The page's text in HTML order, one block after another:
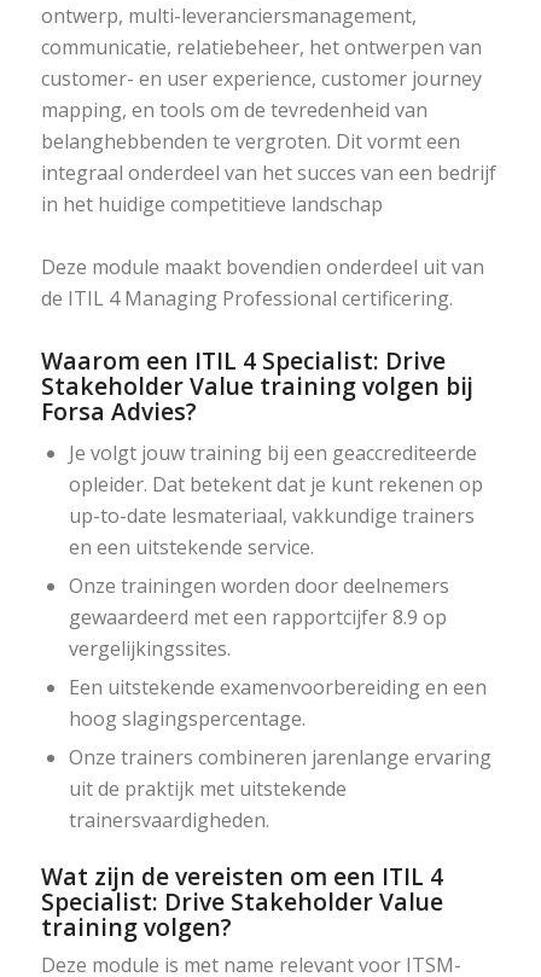
ontwerp, multi-leveranciersmanagement,
communicatie, relatiebeheer, het ontwerpen van
customer- en user experience, customer journey
mapping, en tools om de tevredenheid van
belanghebbenden te vergroten. Dit vormt een
integraal onderdeel van het succes van een bedrijf
in het huidige competitieve landschap
Deze module maakt bovendien onderdeel uit van
de ITIL 4 Managing Professional certificering.
Waarom een ITIL 4 Specialist: Drive
Stakeholder Value training volgen bij
Forsa Advies?
Je volgt jouw training bij een geaccrediteerde
opleider. Dat betekent dat je kunt rekenen op
up-to-date lesmateriaal, vakkundige trainers
en een uitstekende service.
Onze trainingen worden door deelnemers
gewaardeerd met een rapportcijfer 8.9 op
vergelijkingssites.
Een uitstekende examenvoorbereiding en een
hoog slagingspercentage.
Onze trainers combineren jarenlange ervaring
uit de praktijk met uitstekende
trainersvaardigheden.
Wat zijn de vereisten om een ITIL 4
Specialist: Drive Stakeholder Value
training volgen?
Deze module is met name relevant voor ITSM-